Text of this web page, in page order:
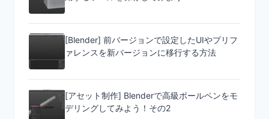
[Blender] 前バージョンで設定したUIやプリフ
ァレンスを新バージョンに移行する方法
[アセット制作] Blenderで高級ボールペンをモ
デリングしてみよう！その2